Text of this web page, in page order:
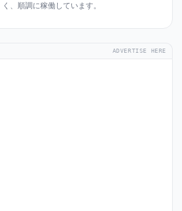
く、順調に稼働しています。
ADVERTISE HERE